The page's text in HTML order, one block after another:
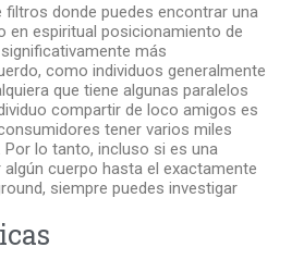
filtros donde puedes encontrar una
en espiritual posicionamiento de
más
como individuos generalmente
que tiene algunas paralelos
compartir de loco amigos es
tener varios miles
Por lo tanto, incluso si es una
cuerpo hasta el exactamente
siempre puedes investigar